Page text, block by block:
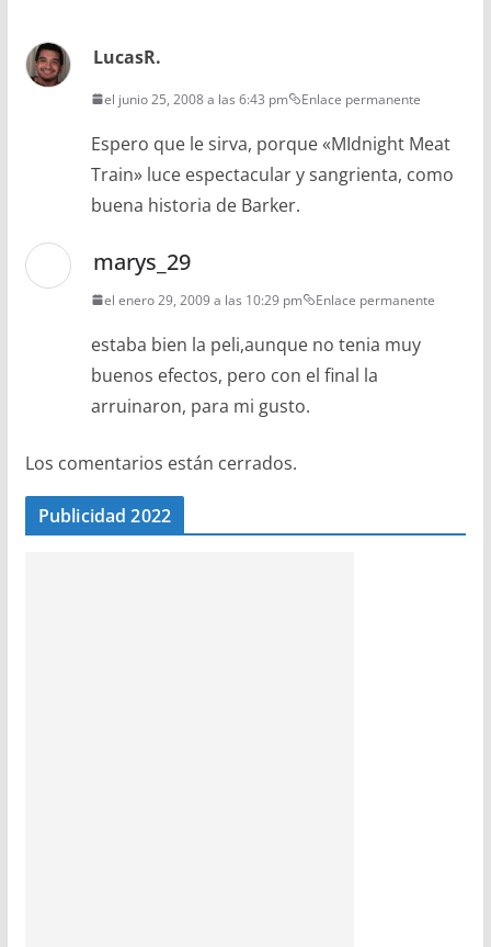
LucasR.
el junio 25, 2008 a las 6:43 pm Enlace permanente
Espero que le sirva, porque «MIdnight Meat
Train» luce espectacular y sangrienta, como
buena historia de Barker.
marys_29
el enero 29, 2009 a las 10:29 pm Enlace permanente
estaba bien la peli,aunque no tenia muy
buenos efectos, pero con el final la
arruinaron, para mi gusto.
Los comentarios están cerrados.
Publicidad 2022